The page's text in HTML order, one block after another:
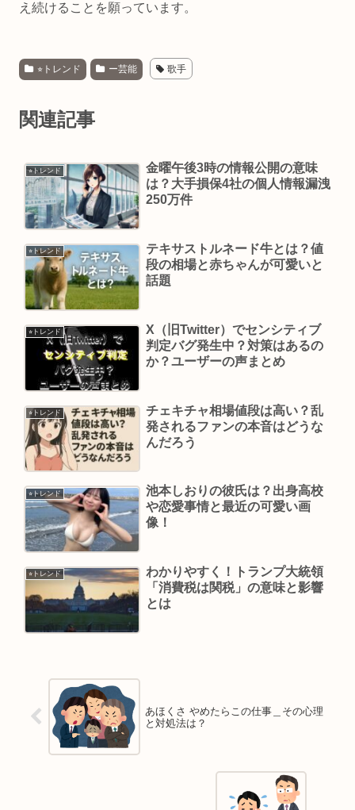
え続けることを願っています。
⭐︎トレンド ー芸能 歌手
関連記事
⭐︎トレンド
金曜午後3時の情報公開の意味
は？大手損保4社の個人情報漏洩
250万件
⭐︎トレンド
テキサストルネード牛とは？値
段の相場と赤ちゃんが可愛いと
話題
⭐︎トレンド
X（旧Twitter）でセンシティブ
判定バグ発生中？対策はあるの
か？ユーザーの声まとめ
⭐︎トレンド
チェキチャ相場値段は高い？乱
発されるファンの本音はどうな
んだろう
⭐︎トレンド
池本しおりの彼氏は？出身高校
や恋愛事情と最近の可愛い画
像！
⭐︎トレンド
わかりやすく！トランプ大統領
「消費税は関税」の意味と影響
とは
あほくさ やめたらこの仕事＿その心理
と対処法は？